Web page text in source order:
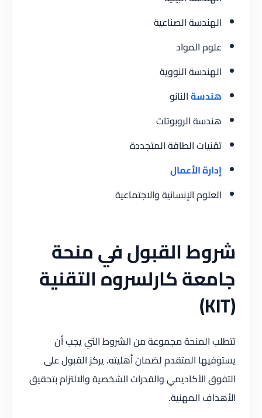
الهندسة الصناعية
علوم المواد
الهندسة النووية
هندسةالنانو
هندسة الروبوتات
تقنيات الطاقة المتجددة
إدارة الأعمال
العلوم الإنسانية والاجتماعية
شروط القبول في منحة
جامعة كارلسروه التقنية
(KIT)
تتطلب المنحة مجموعة من الشروط التي يجب أن
يستوفيها المتقدم لضمان أهليته. يركز القبول على
التفوق الأكاديمي والقدرات الشخصية والالتزام بتحقيق
الأهداف المهنية.